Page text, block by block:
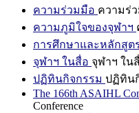
ความร่วมมือ ความร่
ความภูมิใจของจุฬาฯ
การศึกษาและหลักสูต
จุฬาฯ ในสื่อ จุฬาฯ ใน
ปฏิทินกิจกรรม ปฏิทิน
The 166th ASAIHL
Conference